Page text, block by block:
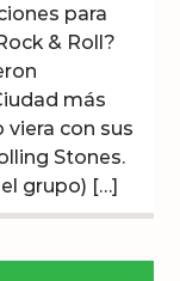
para
& Roll?
más
con sus
Stones.
grupo) […]